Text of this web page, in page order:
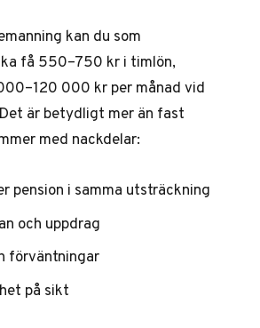
kan du som
få 550–750 kr i timlön,
000 kr per månad vid
är betydligt mer än fast
med nackdelar:
pension i samma utsträckning
och uppdrag
förväntningar
på sikt